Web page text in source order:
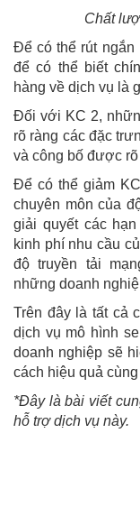
Chất
Để có thể rút ngắn
để có thể biết
hàng về dịch vụ là
Đối với KC 2,
rõ ràng các đặc
và công bố được
Để có thể giảm
chuyên môn của
giải quyết các
kinh phí nhu cầu
độ truyền tải
những doanh
Trên đây là tất cả
dịch vụ mô hình
doanh nghiệp sẽ
cách hiệu quả
*Đây là bài viết
hỗ trợ dịch vụ này.